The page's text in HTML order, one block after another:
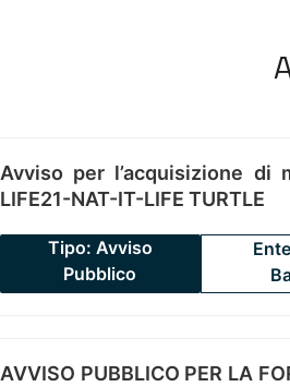
Avviso per l’acquisizione di
LIFE21-NAT-IT-LIFE TURTLE
Tipo: Avviso
Pubblico
AVVISO PUBBLICO PER LA